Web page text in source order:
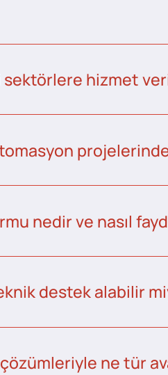
hizmet
nedir ve nasıl
destek alabilir
ne tür